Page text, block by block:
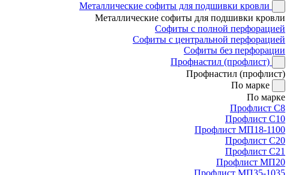
Металлические софиты для подшивки кровли
Металлические софиты для подшивки кровли
Софиты с полной перфорацией
Софиты с центральной перфорацией
Софиты без перфорации
Профнастил (профлист)
Профнастил (профлист)
По марке
По марке
Профлист С8
Профлист С10
Профлист МП18-1100
Профлист С20
Профлист С21
Профлист МП20
Профлист МП35-1035